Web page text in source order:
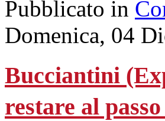
Pubblicato in
Domenica, 04
Bucciantini
restare al